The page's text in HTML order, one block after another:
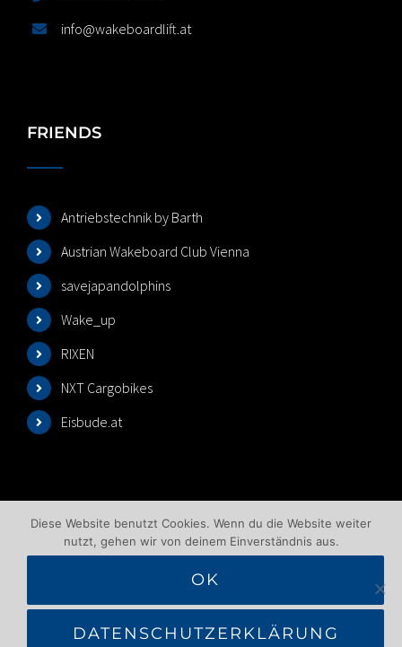
info@wakeboardlift.at
FRIENDS
Antriebstechnik by Barth
Austrian Wakeboard Club Vienna
savejapandolphins
Wake_up
RIXEN
NXT Cargobikes
Eisbude.at
©2025 Wakeboardlift Wien | All Rights Reserved |
Diese Website benutzt Cookies. Wenn du die Website weiter
nutzt, gehen wir von deinem Einverständnis aus.
OK
DATENSCHUTZERKLÄRUNG